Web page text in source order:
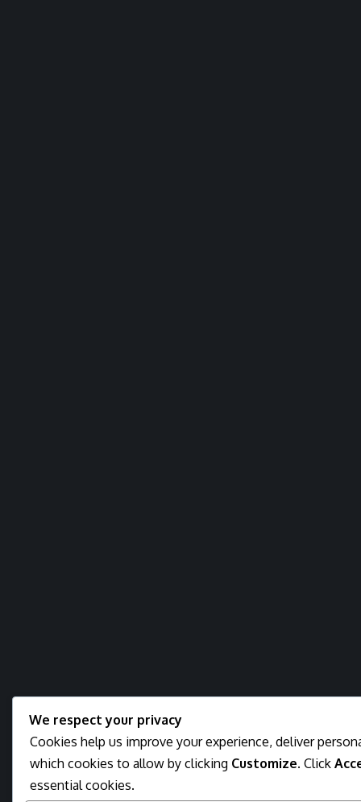
We respect your privacy
Cookies help us improve your experience, deliver
which cookies to allow by clicking Customize. Click
essential cookies.